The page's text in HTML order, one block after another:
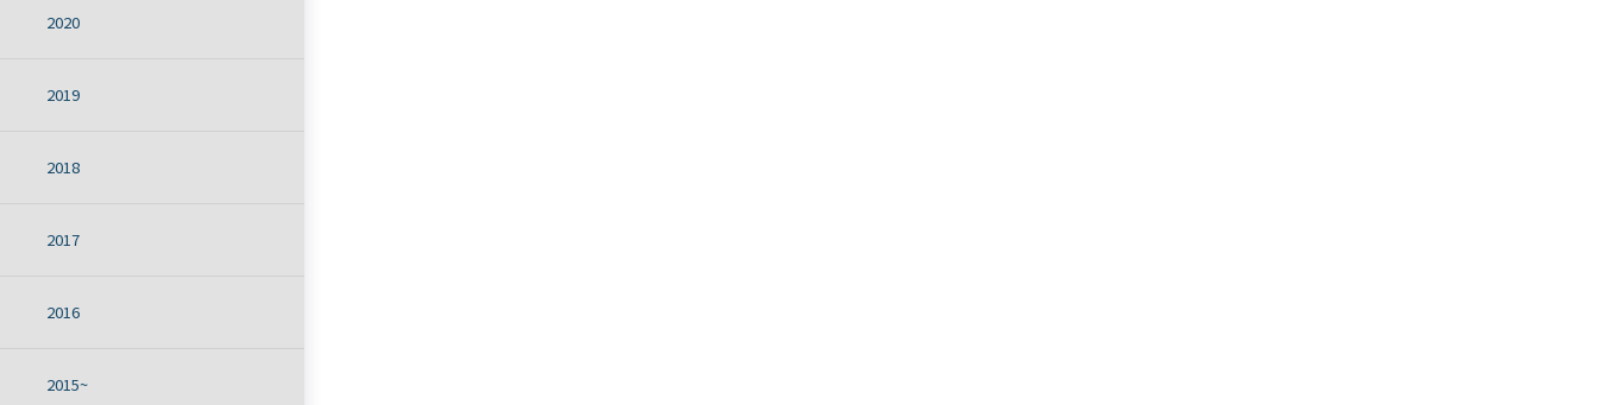
2020
2019
2018
2017
2016
2015~